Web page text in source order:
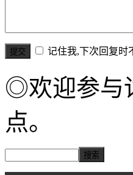
记住我,下次回复时
◎欢迎参与
点。